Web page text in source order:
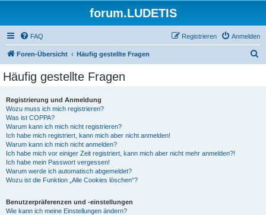
forum.LUDETIS
FAQ Anmelden
Registrieren
Foren-Übersicht Häufig gestellte Fragen
Häufig gestellte Fragen
Registrierung und Anmeldung
Wozu muss ich mich registrieren?
Was ist COPPA?
Warum kann ich mich nicht registrieren?
Ich habe mich registriert, kann mich aber nicht anmelden!
Warum kann ich mich nicht anmelden?
Ich habe mich vor einiger Zeit registriert, kann mich aber nicht mehr anmelden?!
Ich habe mein Passwort vergessen!
Warum werde ich automatisch abgemeldet?
Wozu ist die Funktion „Alle Cookies löschen“?
Benutzerpräferenzen und -einstellungen
Wie kann ich meine Einstellungen ändern?